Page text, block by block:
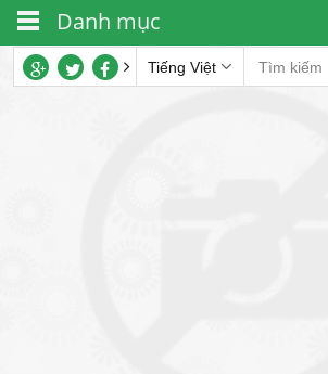
Tiếng Việt
Danh mục